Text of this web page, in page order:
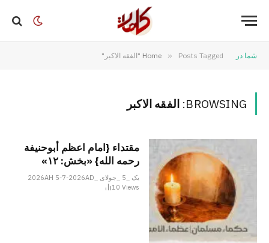
شما در Home » Posts Tagged "الفقه الاکبر"
BROWSING: الفقه الاکبر
مقتداء {امام اعظم أبوحنیفة
رحمه الله} «بخش: ۱۲»
یک _5 _جولای _2026AH 5-7-2026AD
10Views